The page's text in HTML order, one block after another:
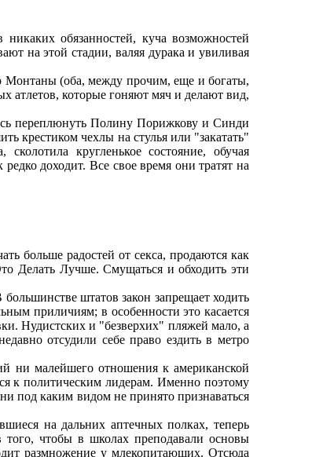
обязанностей, куча возможностей
на этой стадии, валяя дурака и увиливая
Монтаны (оба, между прочим, еще и богаты,
атлетов, которые гоняют мяч и делают вид,
переплюнуть Полину Порижкову и Синди
крестиком чехлы на стулья или "закатать"
кругленькое состояние, обучая
доходит. Все свое время они тратят на
больше радостей от секса, продаются как
Делать Лучше. Смущаться и обходить эти
штатов закон запрещает ходить
приличиям; в особенности это касается
Нудистских и "безверхих" пляжей мало, а
отсудили себе право ездить в метро
малейшего отношения к американской
к политическим лидерам. Именно поэтому
под каким видом не принято признаваться
на дальних аптечных полках, теперь
чтобы в школах преподавали основы
размножение у млекопитающих. Отсюда